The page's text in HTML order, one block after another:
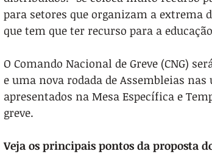
para setores que organizam a extrema
que tem que ter recurso para a
O Comando Nacional de Greve (CNG)
e uma nova rodada de Assembleias
apresentados na Mesa Específica e
greve.
Veja os principais pontos da proposta